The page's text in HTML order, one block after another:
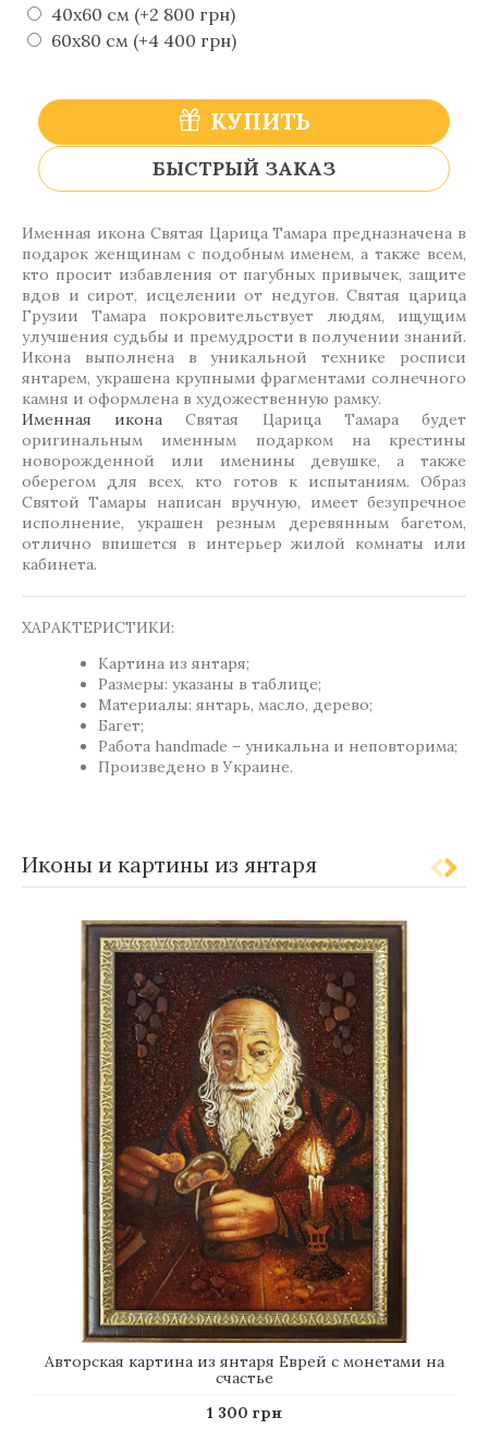
40х60 см (+2 800 грн)
60х80 см (+4 400 грн)
КУПИТЬ
БЫСТРЫЙ ЗАКАЗ
Именная икона Святая Царица Тамара предназначена в
подарок женщинам с подобным именем, а также всем,
кто просит избавления от пагубных привычек, защите
вдов и сирот, исцелении от недугов. Святая царица
Грузии Тамара покровительствует людям, ищущим
улучшения судьбы и премудрости в получении знаний.
Икона выполнена в уникальной технике росписи
янтарем, украшена крупными фрагментами солнечного
камня и оформлена в художественную рамку.
Именная икона Святая Царица Тамара будет
оригинальным именным подарком на крестины
новорожденной или именины девушке, а также
оберегом для всех, кто готов к испытаниям. Образ
Святой Тамары написан вручную, имеет безупречное
исполнение, украшен резным деревянным багетом,
отлично впишется в интерьер жилой комнаты или
кабинета.
ХАРАКТЕРИСТИКИ:
Картина из янтаря;
Размеры: указаны в таблице;
Материалы: янтарь, масло, дерево;
Багет;
Работа handmade – уникальна и неповторима;
Произведено в Украине.
Иконы и картины из янтаря
Авторская картина из янтаря Еврей с монетами на
счастье
1 300 грн